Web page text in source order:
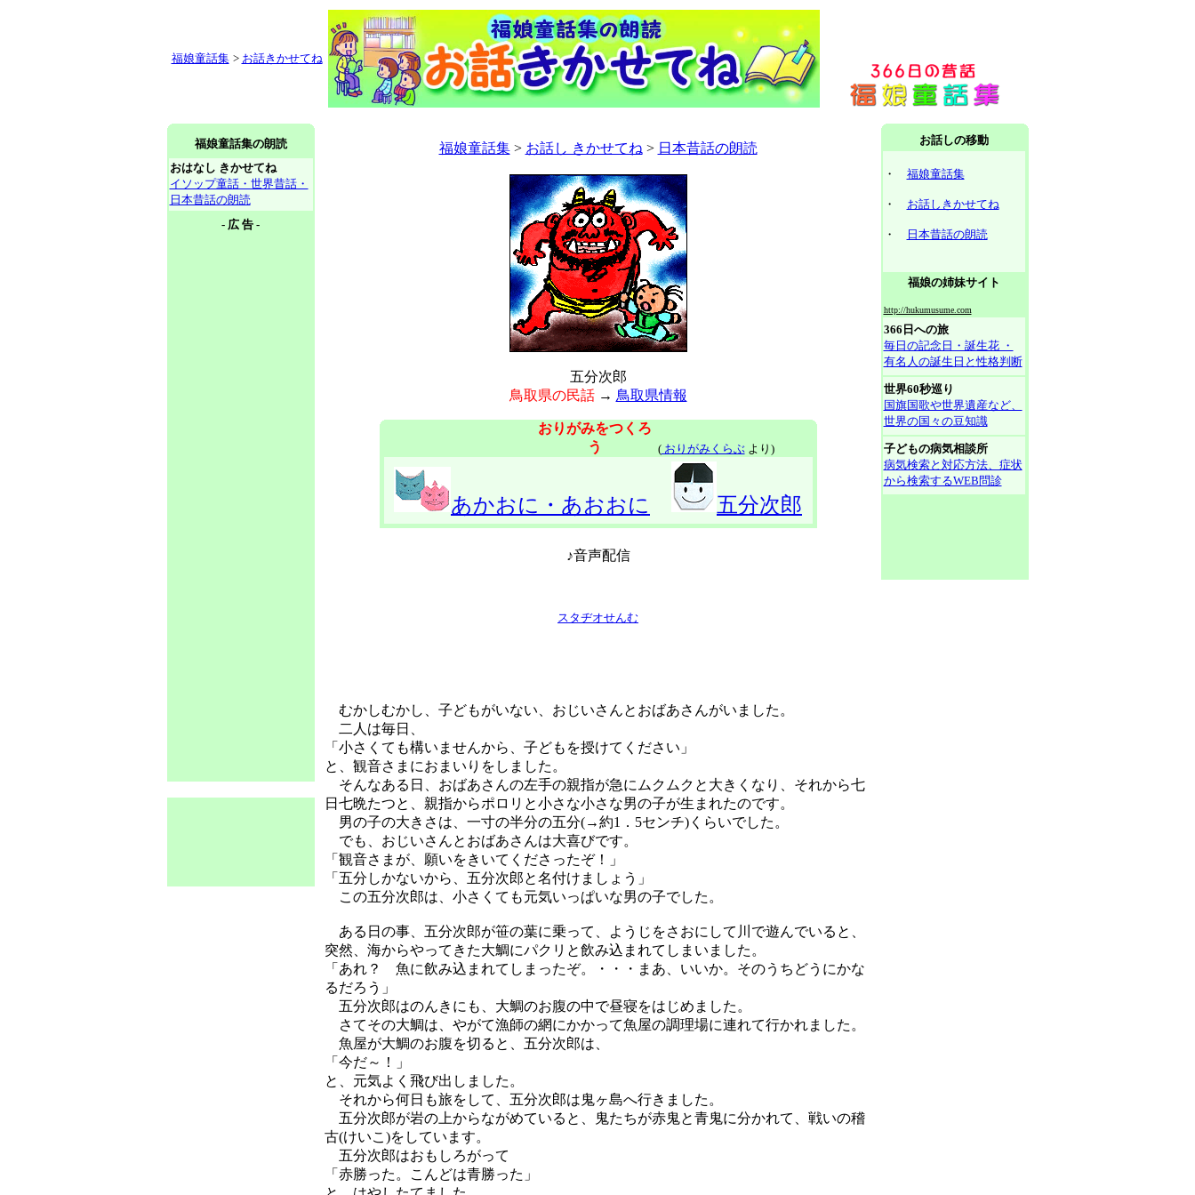
福娘童話集 > お話きかせてね
福娘童話集の朗読
おはなし きかせてね
イソップ童話・世界昔話・
日本昔話の朗読
- 広 告 -
福娘童話集> お話し きかせてね > 日本昔話の朗読
五分次郎
鳥取県の民話→ 鳥取県情報
おりがみをつくろ
う
(おりがみくらぶより)
あかおに・あおおに 五分次郎
♪音声配信
スタヂオせんむ
むかしむかし、子どもがいない、おじいさんとおばあさんがいました。
二人は毎日、
「小さくても構いませんから、子どもを授けてください」
と、観音さまにおまいりをしました。
そんなある日、おばあさんの左手の親指が急にムクムクと大きくなり、それから七
日七晩たつと、親指からポロリと小さな小さな男の子が生まれたのです。
男の子の大きさは、一寸の半分の五分(→約1．5センチ)くらいでした。
でも、おじいさんとおばあさんは大喜びです。
「観音さまが、願いをきいてくださったぞ！」
「五分しかないから、五分次郎と名付けましょう」
この五分次郎は、小さくても元気いっぱいな男の子でした。
ある日の事、五分次郎が笹の葉に乗って、ようじをさおにして川で遊んでいると、
突然、海からやってきた大鯛にパクリと飲み込まれてしまいました。
「あれ？ 魚に飲み込まれてしまったぞ。・・・まあ、いいか。そのうちどうにかな
るだろう」
五分次郎はのんきにも、大鯛のお腹の中で昼寝をはじめました。
さてその大鯛は、やがて漁師の網にかかって魚屋の調理場に連れて行かれました。
魚屋が大鯛のお腹を切ると、五分次郎は、
「今だ～！」
と、元気よく飛び出しました。
それから何日も旅をして、五分次郎は鬼ヶ島へ行きました。
五分次郎が岩の上からながめていると、鬼たちが赤鬼と青鬼に分かれて、戦いの稽
古(けいこ)をしています。
五分次郎はおもしろがって
「赤勝った。こんどは青勝った」
お話しの移動
・ 福娘童話集
・ お話しきかせてね
・ 日本昔話の朗読
福娘の姉妹サイト
http://hukumusume.com
366日への旅
毎日の記念日・誕生花 ・
有名人の誕生日と性格判断
世界60秒巡り
国旗国歌や世界遺産など、
世界の国々の豆知識
子どもの病気相談所
病気検索と対応方法、症状
から検索するWEB問診